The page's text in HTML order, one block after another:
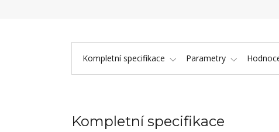
Kompletní specifikace Parametry
Kompletní specifikace